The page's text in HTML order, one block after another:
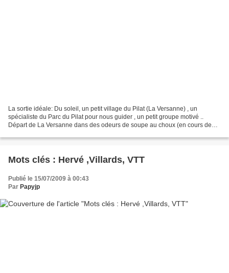
La sortie idéale: Du soleil, un petit village du Pilat (La Versanne) , un
spécialiste du Parc du Pilat pour nous guider , un petit groupe motivé ..
Départ de La Versanne dans des odeurs de soupe au choux (en cours de
Mots clés : Hervé ,Villards, VTT
Publié le 15/07/2009 à 00:43
Par Papyjp